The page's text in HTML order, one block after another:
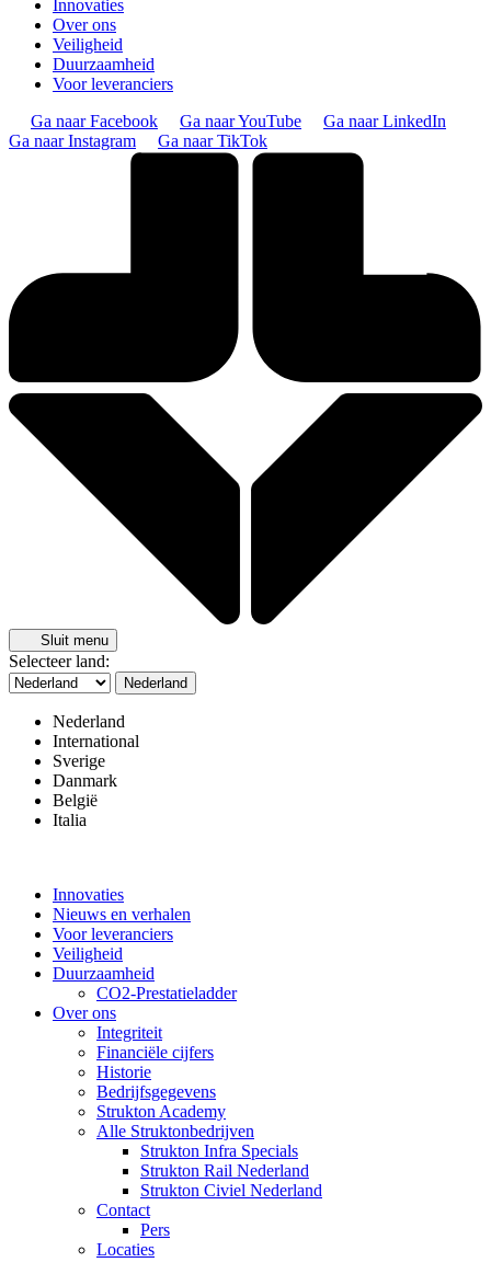
Innovaties
Over ons
Veiligheid
Duurzaamheid
Voor leveranciers
Ga naar Facebook
Ga naar YouTube
Ga naar LinkedIn
Ga naar Instagram
Ga naar TikTok
Sluit menu
Selecteer land:
Nederland
Nederland
International
Sverige
Danmark
België
Italia
Innovaties
Nieuws en verhalen
Voor leveranciers
Veiligheid
Duurzaamheid
CO2-Prestatieladder
Over ons
Integriteit
Financiële cijfers
Historie
Bedrijfsgegevens
Strukton Academy
Alle Struktonbedrijven
Strukton Infra Specials
Strukton Rail Nederland
Strukton Civiel Nederland
Contact
Pers
Locaties